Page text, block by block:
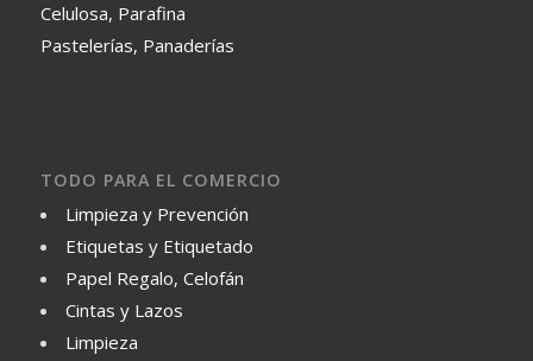
Celulosa, Parafina
Pastelerías, Panaderías
TODO PARA EL COMERCIO
Limpieza y Prevención
Etiquetas y Etiquetado
Papel Regalo, Celofán
Cintas y Lazos
Limpieza